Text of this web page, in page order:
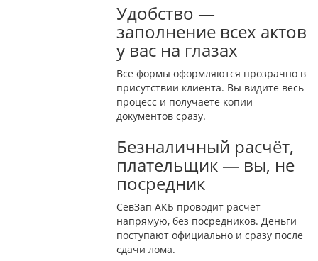
Удобство —
заполнение всех актов
у вас на глазах
Все формы оформляются прозрачно в
присутствии клиента. Вы видите весь
процесс и получаете копии
документов сразу.
Безналичный расчёт,
плательщик — вы, не
посредник
СевЗап АКБ проводит расчёт
напрямую, без посредников. Деньги
поступают официально и сразу после
сдачи лома.